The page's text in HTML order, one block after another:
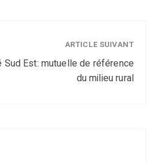
ARTICLE SUIVANT
Sud Est: mutuelle de référence
du milieu rural